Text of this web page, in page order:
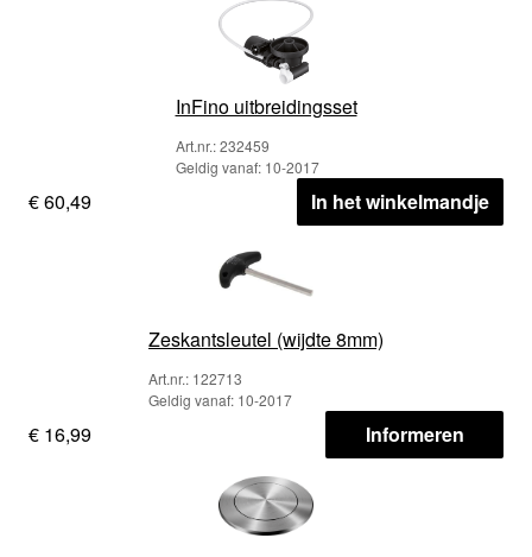
InFino uitbreidingsset
Art.nr.: 232459
Geldig vanaf: 10-2017
€ 60,49 In het winkelmandje
Zeskantsleutel (wijdte 8mm)
Art.nr.: 122713
Geldig vanaf: 10-2017
€ 16,99 Informeren